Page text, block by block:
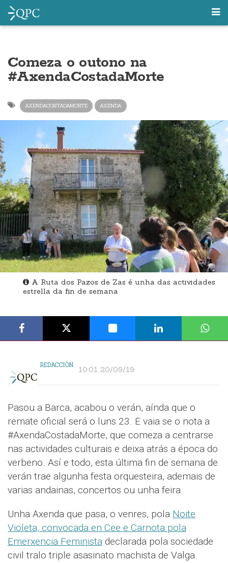
Comeza o outono na
#AxendaCostadaMorte
AXENDACOSTADAMORTE AXENDA
A Ruta dos Pazos de Zas é unha das actividades
estrella da fin de semana
REDACCIÓN 10:01 20/09/19
Pasou a Barca, acabou o verán, aínda que o
remate oficial será o luns 23. E vaia se o nota a
#AxendaCostadaMorte, que comeza a centrarse
nas actividades culturais e deixa atrás a época do
verbeno. Así e todo, esta última fin de semana de
verán trae algunha festa orquesteira, ademais de
varias andainas, concertos ou unha feira.
Unha Axenda que pasa, o venres, pola Noite
Violeta, convocada en Cee e Carnota pola
Emerxencia Feminista declarada pola sociedade
civil tralo triple asasinato machista de Valga.